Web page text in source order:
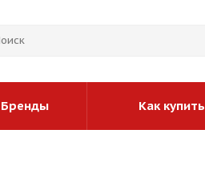
Бренды Как купить